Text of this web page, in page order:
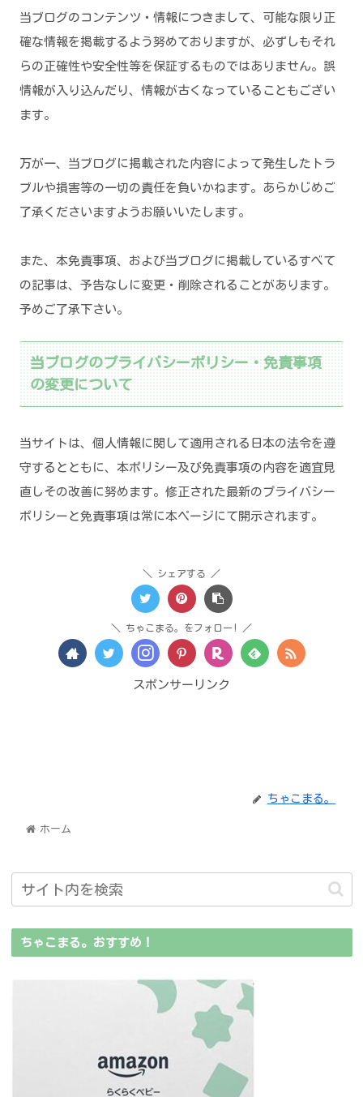
当ブログのコンテンツ・情報につきまして、可能な限り正
確な情報を掲載するよう努めておりますが、必ずしもそれ
らの正確性や安全性等を保証するものではありません。誤
情報が入り込んだり、情報が古くなっていることもござい
ます。
万が一、当ブログに掲載された内容によって発生したトラ
ブルや損害等の一切の責任を負いかねます。あらかじめご
了承くださいますようお願いいたします。
また、本免責事項、および当ブログに掲載しているすべて
の記事は、予告なしに変更・削除されることがあります。
予めご了承下さい。
当ブログのプライバシーポリシー・免責事項
の変更について
当サイトは、個人情報に関して適用される日本の法令を遵
守するとともに、本ポリシー及び免責事項の内容を適宜見
直しその改善に努めます。修正された最新のプライバシー
ポリシーと免責事項は常に本ページにて開示されます。
シェアする
ちゃこまる。をフォロー!
スポンサーリンク
ちゃこまる。
ホーム
ちゃこまる。おすすめ！